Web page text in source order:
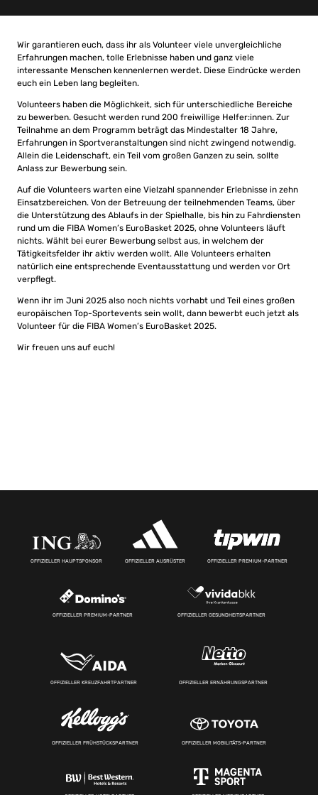
Wir garantieren euch, dass ihr als Volunteer viele unvergleichliche
Erfahrungen machen, tolle Erlebnisse haben und ganz viele
interessante Menschen kennenlernen werdet. Diese Eindrücke werden
euch ein Leben lang begleiten.
Volunteers haben die Möglichkeit, sich für unterschiedliche Bereiche
zu bewerben. Gesucht werden rund 200 freiwillige Helfer:innen. Zur
Teilnahme an dem Programm beträgt das Mindestalter 18 Jahre,
Erfahrungen in Sportveranstaltungen sind nicht zwingend notwendig.
Allein die Leidenschaft, ein Teil vom großen Ganzen zu sein, sollte
Anlass zur Bewerbung sein.
Auf die Volunteers warten eine Vielzahl spannender Erlebnisse in zehn
Einsatzbereichen. Von der Betreuung der teilnehmenden Teams, über
die Unterstützung des Ablaufs in der Spielhalle, bis hin zu Fahrdiensten
rund um die FIBA Women’s EuroBasket 2025, ohne Volunteers läuft
nichts. Wählt bei eurer Bewerbung selbst aus, in welchem der
Tätigkeitsfelder ihr aktiv werden wollt. Alle Volunteers erhalten
natürlich eine entsprechende Eventausstattung und werden vor Ort
verpflegt.
Wenn ihr im Juni 2025 also noch nichts vorhabt und Teil eines großen
europäischen Top-Sportevents sein wollt, dann bewerbt euch jetzt als
Volunteer für die FIBA Women’s EuroBasket 2025.
Wir freuen uns auf euch!
OFFIZIELLER HAUPTSPONSOR OFFIZIELLER AUSRÜSTER OFFIZIELLER PREMIUM-PARTNER
OFFIZIELLER PREMIUM-PARTNER OFFIZIELLER GESUNDHEITSPARTNER
OFFIZIELLER KREUZFAHRTPARTNER OFFIZIELLER ERNÄHRUNGSPARTNER
OFFIZIELLER FRÜHSTÜCKSPARTNER OFFIZIELLER MOBILITÄTS-PARTNER